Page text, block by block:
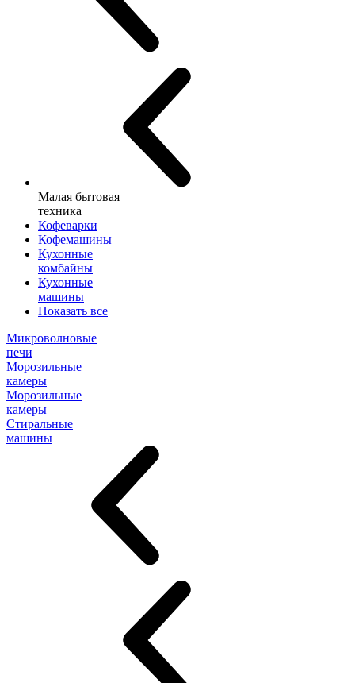
Малая бытовая
техника
Кофеварки
Кофемашины
Кухонные
комбайны
Кухонные
машины
Показать все
Микроволновые
печи
Морозильные
камеры
Морозильные
камеры
Стиральные
машины